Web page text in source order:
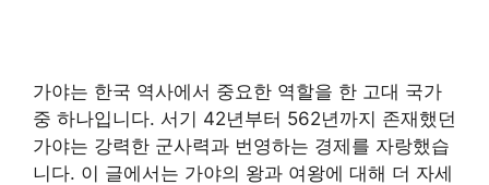
가야는 한국 역사에서 중요한 역할을 한 고대 국가
중 하나입니다. 서기 42년부터 562년까지 존재했던
가야는 강력한 군사력과 번영하는 경제를 자랑했습
니다. 이 글에서는 가야의 왕과 여왕에 대해 더 자세